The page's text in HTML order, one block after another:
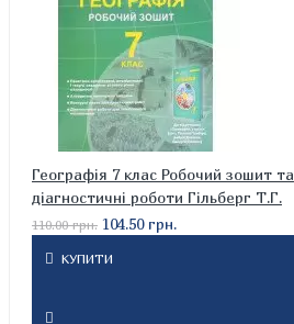
Географія 7 клас Робочий зошит та
діагностичні роботи Гільберг Т.Г.
110.00 грн. 104.50 грн.
КУПИТИ